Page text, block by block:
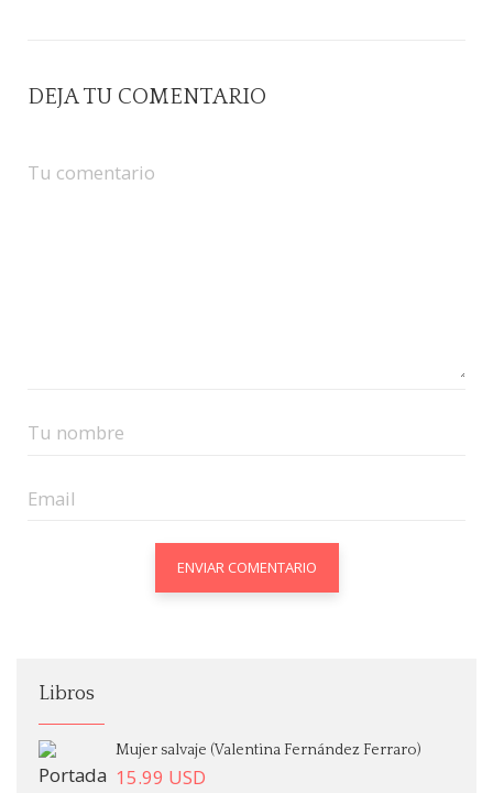
DEJA TU COMENTARIO
Libros
Mujer salvaje (Valentina Fernández Ferraro)
15.99 USD